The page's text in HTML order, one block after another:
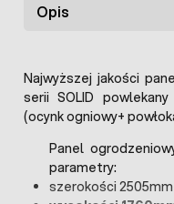
Opis
Najwyższej jakości
serii SOLID
(ocynk ogniowy+
Panel
parametry:
szerokości 2505mm